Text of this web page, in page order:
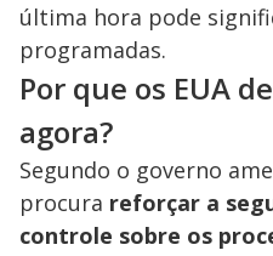
última hora pode
programadas.
Por que os EUA
agora?
Segundo o governo
procura reforçar a
controle sobre os